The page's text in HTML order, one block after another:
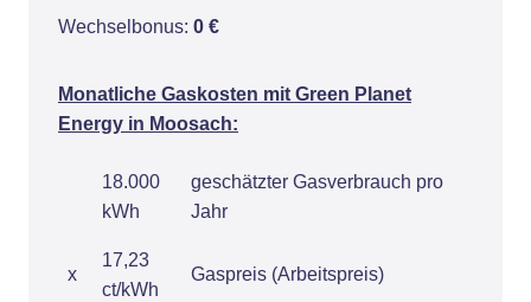
Wechselbonus: 0 €
Monatliche Gaskosten mit Green Planet
Energy in Moosach:
18.000
kWh
geschätzter Gasverbrauch pro
Jahr
x
17,23
ct/kWh
Gaspreis (Arbeitspreis)